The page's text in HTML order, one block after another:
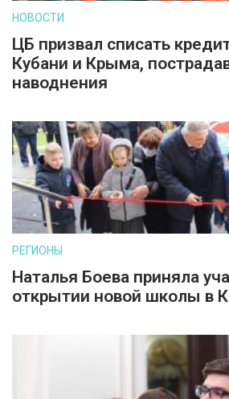
НОВОСТИ
ЦБ призвал списать
Кубани и Крыма,
наводнения
РЕГИОНЫ
Наталья Боева приняла
открытии новой школы в